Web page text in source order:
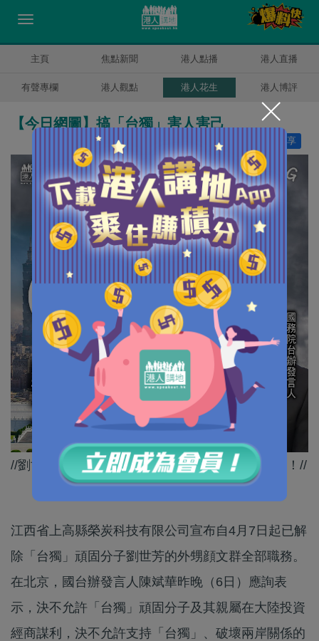
主頁 焦點新聞 港人點播 港人直播
有聲專欄 港人觀點 港人花生 港人博評
【今日網圖】搞「台獨」害人害己
分享
//劉世芳揀搞「台獨」呢條不歸路，最終必遭懲治！//
江西省上高縣榮炭科技有限公司宣布自4月7日起已解
除「台獨」頑固分子劉世芳的外甥顔文群全部職務。
在北京，國台辦發言人陳斌華昨晚（6日）應詢表
示，決不允許「台獨」頑固分子及其親屬在大陸投資
經商謀利，決不允許支持「台獨」、破壞兩岸關係的